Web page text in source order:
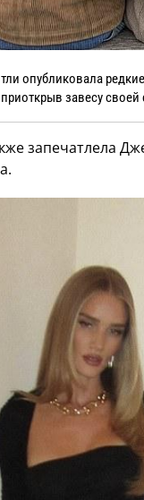
опубликовала
приоткрыв завесу
запечатлела